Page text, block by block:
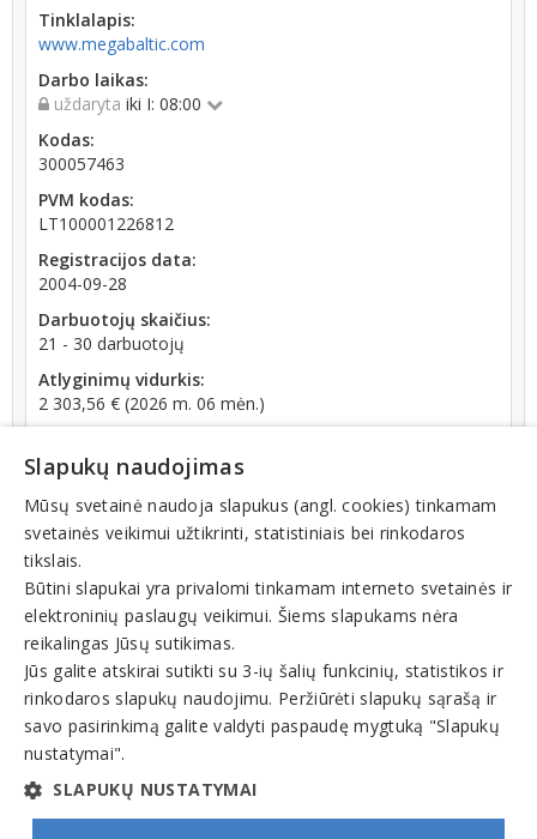
Tinklalapis:
www.megabaltic.com
Darbo laikas:
uždaryta iki I: 08:00
Kodas:
300057463
PVM kodas:
LT100001226812
Registracijos data:
2004-09-28
Darbuotojų skaičius:
21 - 30 darbuotojų
Atlyginimų vidurkis:
2 303,56 € (2026 m. 06 mėn.)
13 715,93 € (2026 m. 06 mėn.)
Apyvarta:
11 736 646 €, pelnas po mokesčių 17,5 % (2025 m.)
Veiklos sritys
Eksportas, importas
Gaivieji gėrimai
Sultys
Vaisvandeniai
Slapukų naudojimas
Mūsų svetainė naudoja slapukus (angl. cookies) tinkamam
svetainės veikimui užtikrinti, statistiniais bei rinkodaros
tikslais.
Būtini slapukai yra privalomi tinkamam interneto svetainės ir
elektroninių paslaugų veikimui. Šiems slapukams nėra
reikalingas Jūsų sutikimas.
Jūs galite atskirai sutikti su 3-ių šalių funkcinių, statistikos ir
rinkodaros slapukų naudojimu. Peržiūrėti slapukų sąrašą ir
savo pasirinkimą galite valdyti paspaudę mygtuką "Slapukų
nustatymai".
SLAPUKŲ NUSTATYMAI